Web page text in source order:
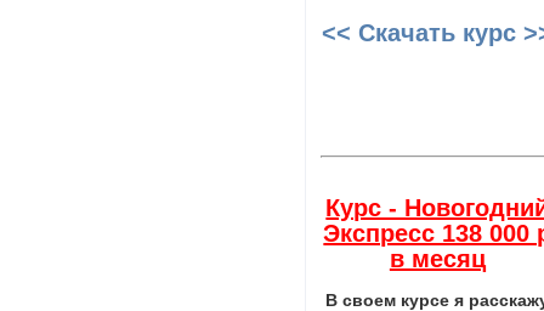
<< Скачать курс
Курс -
Экспресс 138 000
в месяц
В своем курсе я